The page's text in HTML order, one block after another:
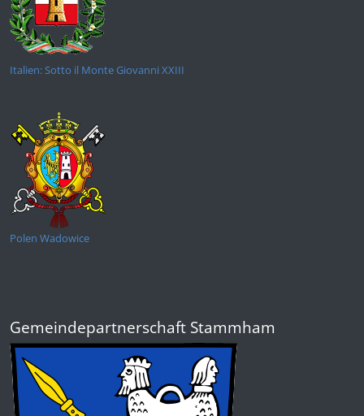
Italien: Sotto il Monte Giovanni XXIII
Polen Wadowice
Gemeindepartnerschaft Stammham